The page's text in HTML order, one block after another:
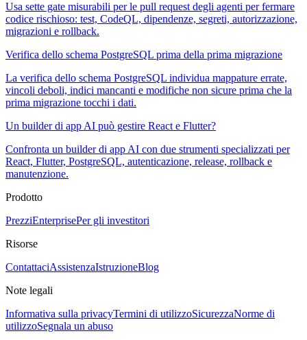
Usa sette gate misurabili per le pull request degli agenti per fermare
codice rischioso: test, CodeQL, dipendenze, segreti, autorizzazione,
migrazioni e rollback.
Verifica dello schema PostgreSQL prima della prima migrazione
La verifica dello schema PostgreSQL individua mappature errate,
vincoli deboli, indici mancanti e modifiche non sicure prima che la
prima migrazione tocchi i dati.
Un builder di app AI può gestire React e Flutter?
Confronta un builder di app AI con due strumenti specializzati per
React, Flutter, PostgreSQL, autenticazione, release, rollback e
manutenzione.
Prodotto
PrezziEnterprisePer gli investitori
Risorse
ContattaciAssistenzaIstruzioneBlog
Note legali
Informativa sulla privacyTermini di utilizzoSicurezzaNorme di
utilizzoSegnala un abuso